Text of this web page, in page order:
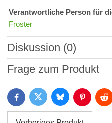
Verantwortliche Person für
Froster
Diskussion (0)
Neuer Kommentar
Titel:
Frage zum Produkt
*
FacebookTwitter BlueskyPinterest